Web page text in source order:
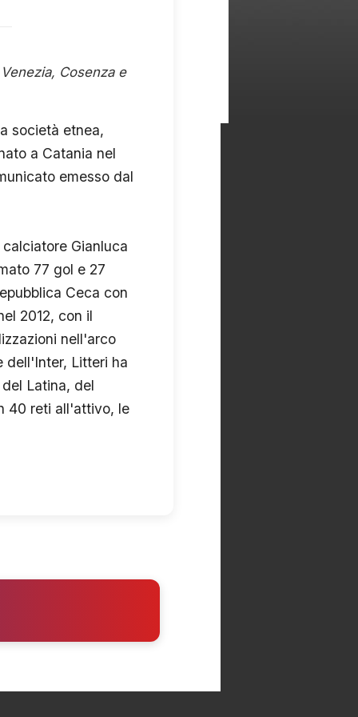
Cosenza e
società etnea,
a Catania nel
emesso dal
Gianluca
77 gol e 27
Ceca con
2012, con il
nell'arco
dell'Inter, Litteri ha
Latina, del
40 reti all'attivo, le